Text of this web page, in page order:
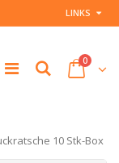
LINKS
0
10 Stk-Box